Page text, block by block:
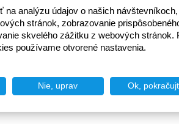
na analýzu údajov o našich
stránok, zobrazovanie
skvelého zážitku z webových stránok.
používame otvorené nastavenia.
Nie, uprav Ok,